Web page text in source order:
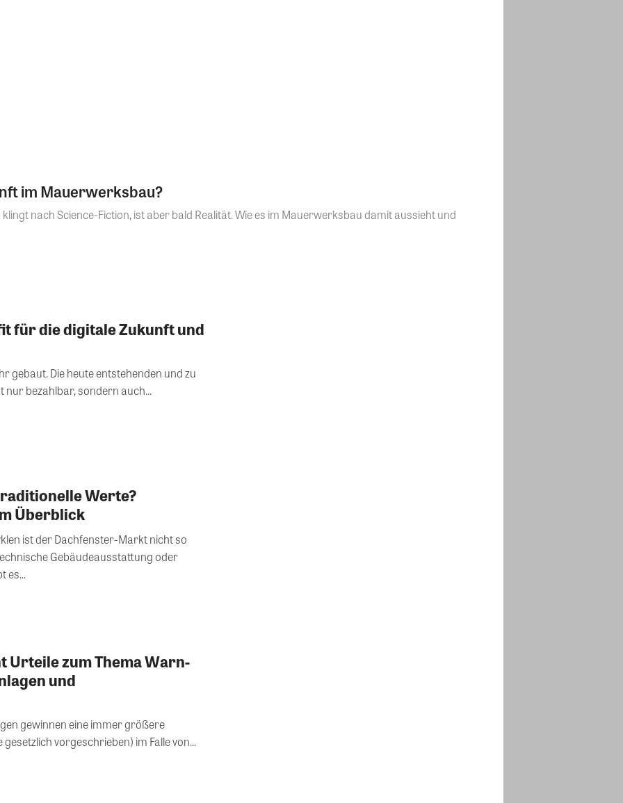
im Mauerwerksbau?
nach Science-Fiction, ist aber bald Realität. Wie es im Mauerwerksbau damit aussieht und
für die digitale Zukunft und
gebaut. Die heute entstehenden und zu
bezahlbar, sondern auch...
Werte?
Überblick
ist der Dachfenster-Markt nicht so
Gebäudeausstattung oder
es...
Urteile zum Thema Warn-
und
gewinnen eine immer größere
gesetzlich vorgeschrieben) im Falle von...